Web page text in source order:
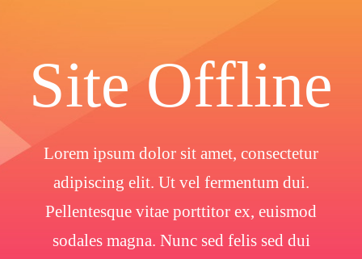
Site Offline
Lorem ipsum dolor sit amet, consectetur
adipiscing elit. Ut vel fermentum dui.
Pellentesque vitae porttitor ex, euismod
sodales magna. Nunc sed felis sed dui